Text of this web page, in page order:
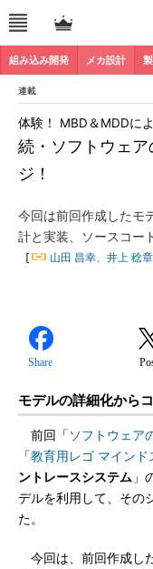
組み込み開発 メカ設計
連載
続・ソフトウェ
ジ！
体験！ MBD＆MDDに
今回は前回作成したモ
計と実装、ソースコー
[ 山田 昌幸、井上 稔
Share
モデルの詳細化から
前回「 ソフトウェア
「教育用レゴ マインド
ントレースシステム 」
デルを利用して、その
た。
今回は、前回作成し